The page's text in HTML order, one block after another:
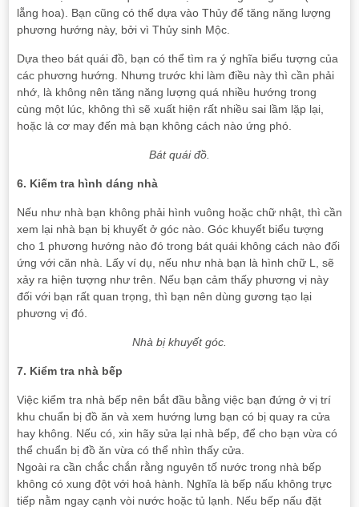
lẵng hoa). Bạn cũng có thể dựa vào Thủy để tăng năng lượng
phương hướng này, bởi vì Thủy sinh Mộc.
Dựa theo bát quái đồ, bạn có thể tìm ra ý nghĩa biểu tượng của
các phương hướng. Nhưng trước khi làm điều này thì cần phải
nhớ, là không nên tăng năng lượng quá nhiều hướng trong
cùng một lúc, không thì sẽ xuất hiện rất nhiều sai lầm lặp lại,
hoặc là cơ may đến mà bạn không cách nào ứng phó.
Bát quái đồ.
6. Kiếm tra hình dáng nhà
Nếu như nhà bạn không phải hình vuông hoặc chữ nhật, thì cần
xem lại nhà bạn bị khuyết ở góc nào. Góc khuyết biểu tượng
cho 1 phương hướng nào đó trong bát quái không cách nào đối
ứng với căn nhà. Lấy ví dụ, nếu như nhà bạn là hình chữ L, sẽ
xảy ra hiện tượng như trên. Nếu bạn cảm thấy phương vị này
đối với bạn rất quan trọng, thì bạn nên dùng gương tạo lại
phương vị đó.
Nhà bị khuyết góc.
7. Kiểm tra nhà bếp
Việc kiểm tra nhà bếp nên bắt đầu bằng việc bạn đứng ở vị trí
khu chuẩn bị đồ ăn và xem hướng lưng bạn có bị quay ra cửa
hay không. Nếu có, xin hãy sửa lại nhà bếp, để cho bạn vừa có
thể chuẩn bị đồ ăn vừa có thể nhìn thấy cửa.
Ngoài ra cần chắc chắn rằng nguyên tố nước trong nhà bếp
không có xung đột với hoả hành. Nghĩa là bếp nấu không trực
tiếp nằm ngay cạnh vòi nước hoặc tủ lạnh. Nếu bếp nấu đặt